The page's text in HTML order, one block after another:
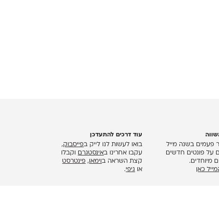
פעמים בשנה מייל
על פונטים חדשים
מיוחדים.
כאן
עוד דרכים להתעדכן
בואו לעשות לנו לייק בפייסבוק,
עקבו אחרינו באינסטגרם
וקבלו
קצת השראה בוימאו , פינטרסט
או
גיפי.